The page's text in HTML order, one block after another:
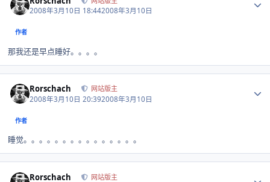
2008年3月10日 18:442008年3月10日
作者
那我还是早点睡好。。。。
Rorschach 网站版主
2008年3月10日 20:392008年3月10日
作者
睡觉。。。。。。。。。。。。。。。
Rorschach 网站版主